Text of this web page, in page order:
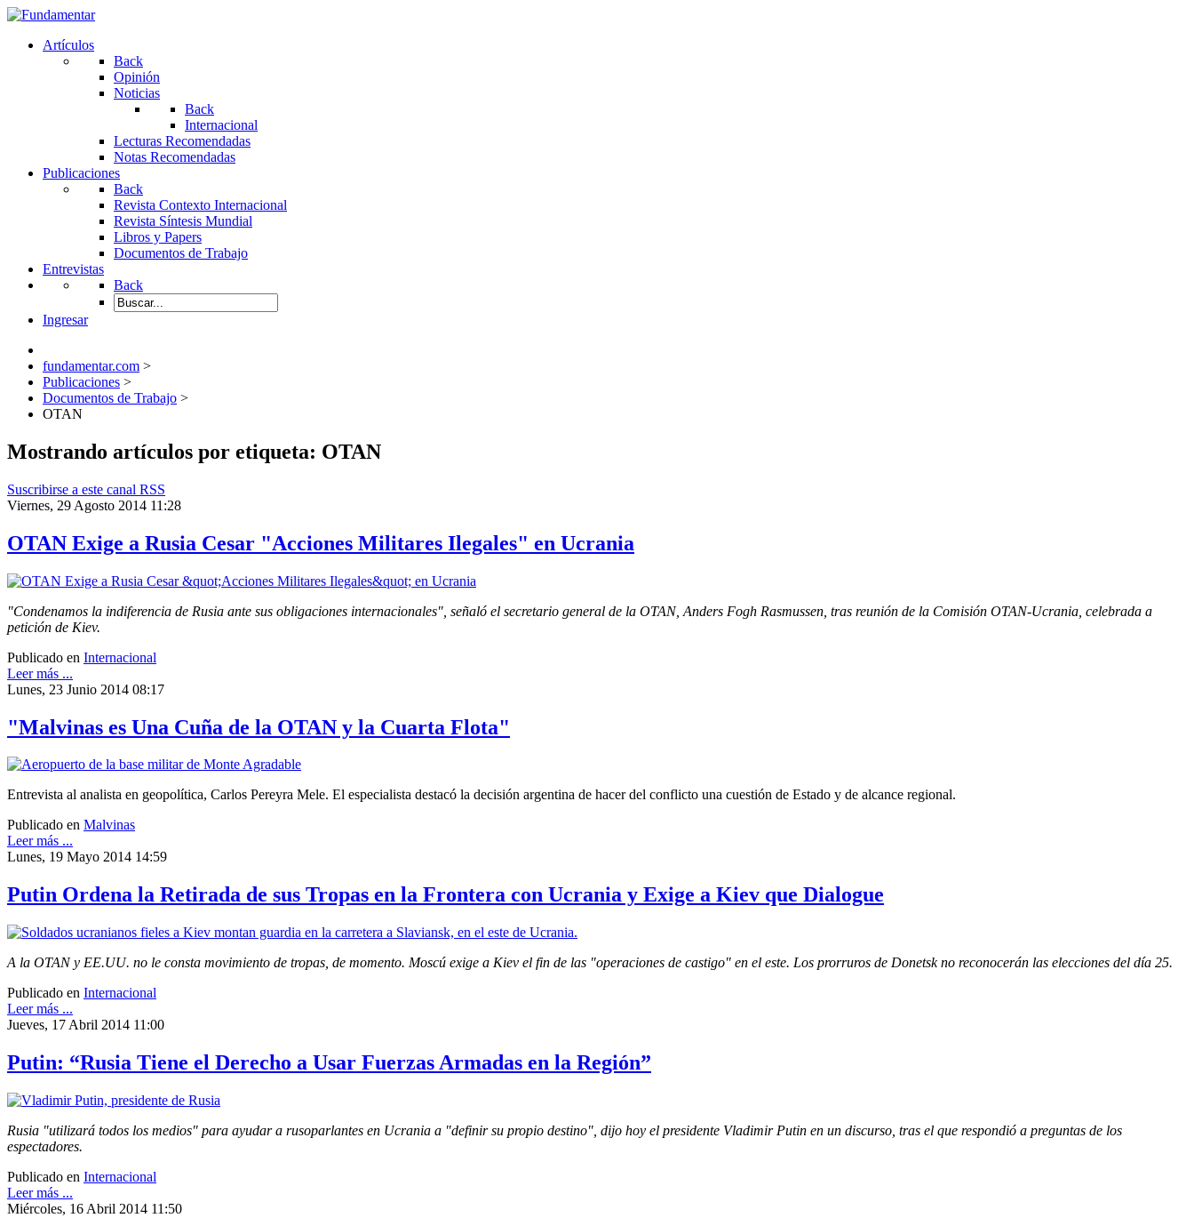
Artículos
Back
Opinión
Noticias
Back
Internacional
Lecturas Recomendadas
Notas Recomendadas
Publicaciones
Back
Revista Contexto Internacional
Revista Síntesis Mundial
Libros y Papers
Documentos de Trabajo
Entrevistas
Back
Ingresar
fundamentar.com >
Publicaciones >
Documentos de Trabajo >
OTAN
Mostrando artículos por etiqueta: OTAN
Suscribirse a este canal RSS
Viernes, 29 Agosto 2014 11:28
OTAN Exige a Rusia Cesar "Acciones Militares Ilegales" en Ucrania
"Condenamos la indiferencia de Rusia ante sus obligaciones internacionales", señaló el secretario general de la OTAN, Anders Fogh Rasmussen, tras reunión de la Comisión OTAN-Ucrania, celebrada a
petición de Kiev.
Publicado en Internacional
Leer más ...
Lunes, 23 Junio 2014 08:17
"Malvinas es Una Cuña de la OTAN y la Cuarta Flota"
Entrevista al analista en geopolítica, Carlos Pereyra Mele. El especialista destacó la decisión argentina de hacer del conflicto una cuestión de Estado y de alcance regional.
Publicado en Malvinas
Leer más ...
Lunes, 19 Mayo 2014 14:59
Putin Ordena la Retirada de sus Tropas en la Frontera con Ucrania y Exige a Kiev que Dialogue
A la OTAN y EE.UU. no le consta movimiento de tropas, de momento. Moscú exige a Kiev el fin de las "operaciones de castigo" en el este. Los prorruros de Donetsk no reconocerán las elecciones del día 25.
Publicado en Internacional
Leer más ...
Jueves, 17 Abril 2014 11:00
Putin: “Rusia Tiene el Derecho a Usar Fuerzas Armadas en la Región”
Rusia "utilizará todos los medios" para ayudar a rusoparlantes en Ucrania a "definir su propio destino", dijo hoy el presidente Vladimir Putin en un discurso, tras el que respondió a preguntas de los
espectadores.
Publicado en Internacional
Leer más ...
Miércoles, 16 Abril 2014 11:50